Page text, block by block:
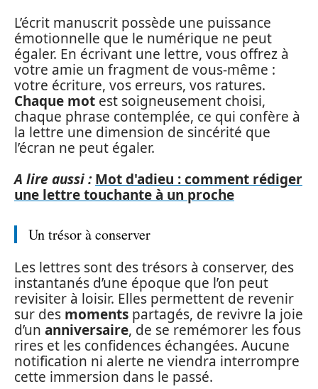
L’écrit manuscrit possède une puissance
émotionnelle que le numérique ne peut
égaler. En écrivant une lettre, vous offrez à
votre amie un fragment de vous-même :
votre écriture, vos erreurs, vos ratures.
Chaque mot est soigneusement choisi,
chaque phrase contemplée, ce qui confère à
la lettre une dimension de sincérité que
l’écran ne peut égaler.
A lire aussi : Mot d'adieu : comment rédiger
une lettre touchante à un proche
Un trésor à conserver
Les lettres sont des trésors à conserver, des
instantanés d’une époque que l’on peut
revisiter à loisir. Elles permettent de revenir
sur des moments partagés, de revivre la joie
d’un anniversaire, de se remémorer les fous
rires et les confidences échangées. Aucune
notification ni alerte ne viendra interrompre
cette immersion dans le passé.